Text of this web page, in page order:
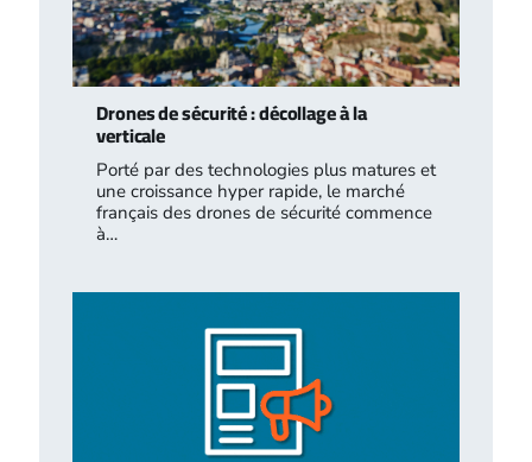
Drones de sécurité : décollage à la
verticale
Porté par des technologies plus matures et
une croissance hyper rapide, le marché
français des drones de sécurité commence
à…